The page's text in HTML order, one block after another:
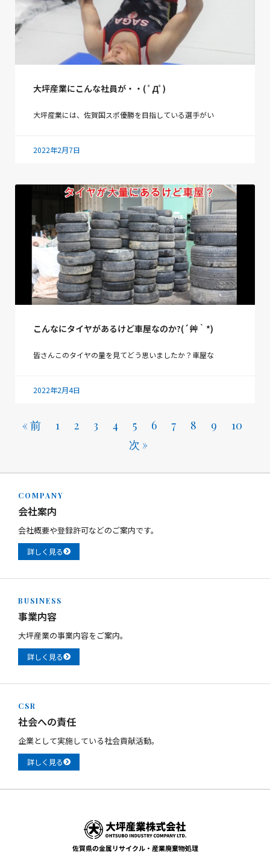
大坪産業にこんな社員が・・( ﾟДﾟ)
大坪産業には、佐賀国スポ優勝を目指している選手がい
2022年2月7日
こんなにタイヤがあるけど車屋なのか?(´艸｀*)
皆さんこのタイヤの量を見てどう思いましたか？車屋な
2022年2月4日
« 前 1 2 3 4 5 6 7 8 9
10
次 »
COMPANY
会社案内
会社概要や登録許可などのご案内です。
詳しく見る
BUSINESS
事業内容
大坪産業の事業内容をご案内。
詳しく見る
CSR
社会への責任
企業として実施している社会貢献活動。
詳しく見る
佐賀県の金属リサイクル・産業廃棄物処理